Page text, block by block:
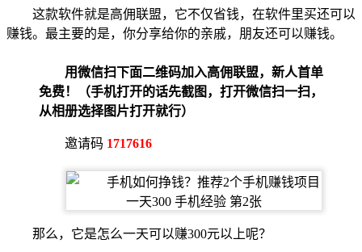
这款软件就是高佣联盟，它不仅省钱，在软件里买还可以
赚钱。最主要的是，你分享给你的亲戚，朋友还可以赚钱。
用微信扫下面二维码加入高佣联盟，新人首单
免费！（手机打开的话先截图，打开微信扫一扫，
从相册选择图片打开就行）
邀请码 1717616
那么，它是怎么一天可以赚300元以上呢？